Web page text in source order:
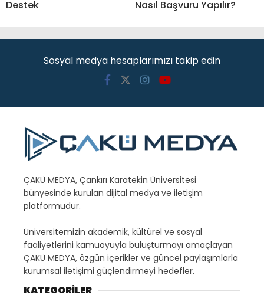
Destek
Nasıl Başvuru Yapılır?
Sosyal medya hesaplarımızı takip edin
ÇAKÜ MEDYA, Çankırı Karatekin Üniversitesi
bünyesinde kurulan dijital medya ve iletişim
platformudur.
Üniversitemizin akademik, kültürel ve sosyal
faaliyetlerini kamuoyuyla buluşturmayı amaçlayan
ÇAKÜ MEDYA, özgün içerikler ve güncel paylaşımlarla
kurumsal iletişimi güçlendirmeyi hedefler.
KATEGORİLER